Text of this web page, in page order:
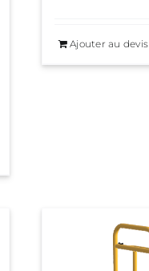
Ajouter au devis